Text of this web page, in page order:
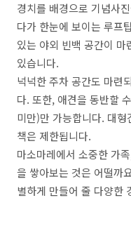
경치를 배경으로 기념사
다가 한눈에 보이는 루프
있는 야외 빈백 공간이
있습니다.
넉넉한 주차 공간도 마련
다. 또한, 애견을 동반할
미만)만 가능합니다. 대
책은 제한됩니다.
마소마레에서 소중한 가
을 쌓아보는 것은 어떨까
별하게 만들어 줄 다양한